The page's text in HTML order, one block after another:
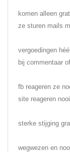
komen alleen
ze sturen mails
vergoedingen
bij commentaar
fb reageren ze
site reageren
sterke stijging
wegwezen en